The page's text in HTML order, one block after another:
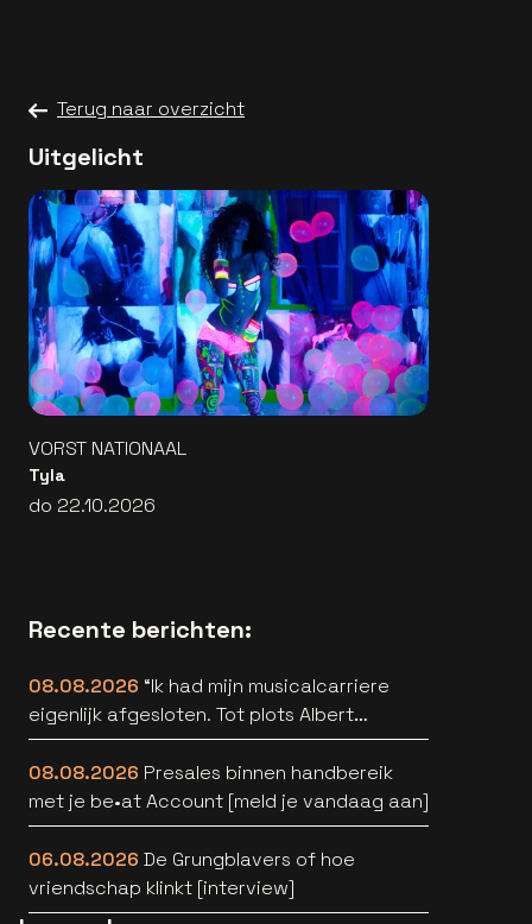
Terug naar overzicht
Uitgelicht
VORST NATIONAAL
Tyla
do 22.10.2026
Recente berichten:
08.08.2026 “Ik had mijn musicalcarriere
eigenlijk afgesloten. Tot plots Albert
Verlinde belde” [interview]
08.08.2026 Presales binnen handbereik
met je be•at Account [meld je vandaag aan]
06.08.2026 De Grungblavers of hoe
vriendschap klinkt [interview]